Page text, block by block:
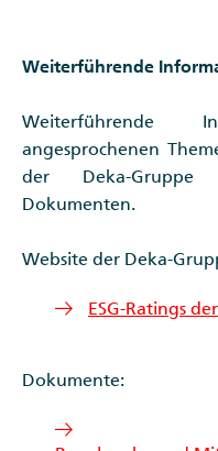
Weiterführende
Weiterführende
angesprochenen
der Deka-
Dokumenten.
Website der Deka-
ESG-Ratings
Dokumente: